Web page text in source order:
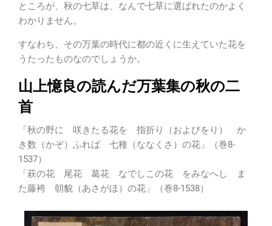
ところが、秋の七草は、なんで七草に選ばれたのかよく
わかりません。
すなわち、その万葉の時代に都の近くに生えていた花を
うたったものなのでしょうか。
山上憶良の読んだ万葉集の秋の二
首
「秋の野に 咲きたる花を 指折り（およびをり） か
き数（かぞ）ふれば 七種（ななくさ）の花」（巻8-
1537）
「萩の花 尾花 葛花 なでしこの花 をみなへし ま
た藤袴 朝貌（あさがほ）の花」（巻8-1538）